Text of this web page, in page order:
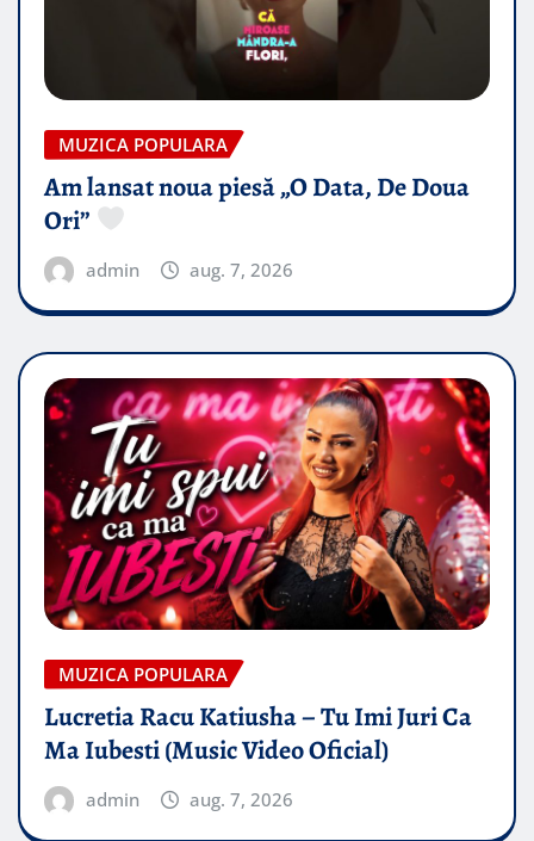
MUZICA POPULARA
Am lansat noua piesă „O Data, De Doua
Ori”
admin aug. 7, 2026
MUZICA POPULARA
Lucretia Racu Katiusha – Tu Imi Juri Ca
Ma Iubesti (Music Video Oficial)
admin aug. 7, 2026